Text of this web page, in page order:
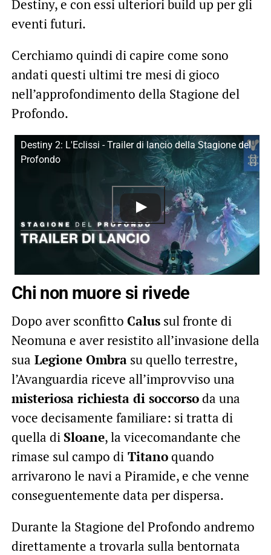
Destiny, e con essi ulteriori build up per gli
eventi futuri.
Cerchiamo quindi di capire come sono
andati questi ultimi tre mesi di gioco
nell’approfondimento della Stagione del
Profondo.
Destiny 2: L'Eclissi - Trailer di lancio della Stagione del
Profondo
Chi non muore si rivede
Dopo aver sconfitto Calussul fronte di
Neomuna e aver resistito all’invasione della
sua Legione Ombrasu quello terrestre,
l’Avanguardia riceve all’improvviso una
misteriosa richiesta di soccorsoda una
voce decisamente familiare: si tratta di
quella di Sloane, la vicecomandante che
rimase sul campo diTitanoquando
arrivarono le navi a Piramide, e che venne
conseguentemente data per dispersa.
Durante la Stagione del Profondo andremo
direttamente a trovarla sulla bentornata